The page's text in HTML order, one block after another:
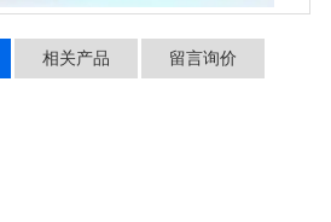
相关产品 留言询价